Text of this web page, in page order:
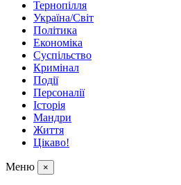
Тернопілля
Україна/Світ
Політика
Економіка
Суспільство
Кримінал
Події
Персоналії
Історія
Мандри
Життя
Цікаво!
Меню ×